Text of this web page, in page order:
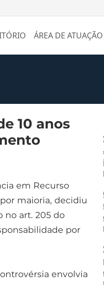
ÁREA DE ATUAÇÃO
10 anos
em Recurso
por maioria, decidiu
no art. 205 do
por
envolvia